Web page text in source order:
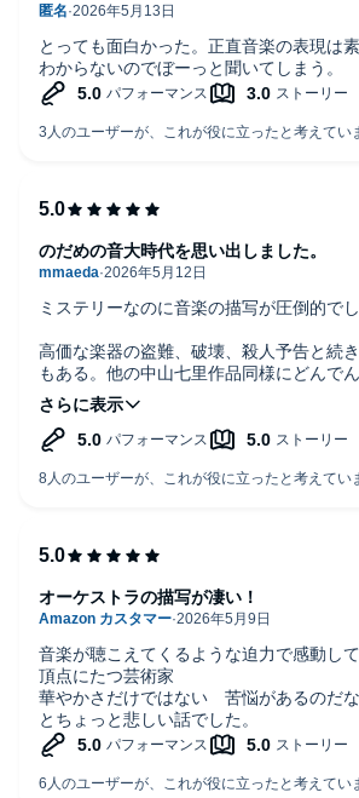
とっても面白かった。正直音楽の表現は
わからないのでぼーっと聞いてしまう。
ミステリーなのに音楽の描写が圧倒的でし
高価な楽器の盗難、破壊、殺人予告と続
もある。他の中山七里作品同様にどんでん
ちゃんとしたミステリーなのに、演奏描
説と分類しても何の違和感もない。
写でした。また、大学の演奏会の描写を
音楽大学の4年生のヴァイオリン奏者の
ィオラ奏者が事件に巻き込まれる話。
天才ピアニストである学長の人間性と、
岬陽介は色々な才能だけでなく、人間的
すね。
指揮もできちゃうし。
中山七里作品にある優秀すぎる探偵役です
な？
のだめの音大時代を思い出しました。
音楽が聴こえてくるような迫力で感動して
頂点にたつ芸術家
華やかさだけではない 苦悩があるのだな
とちょっと悲しい話でした。
オーケストラの描写が凄い！